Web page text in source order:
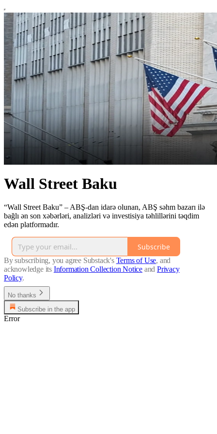
Wall Street Baku
“Wall Street Baku” – ABŞ-dan idarə olunan, ABŞ səhm bazarı ilə
bağlı ən son xəbərləri, analizləri və investisiya təhlillərini təqdim
edən platformadır.
Subscribe
By subscribing, you agree Substack's Terms of Use, and
acknowledge its Information Collection Notice and Privacy
Policy.
No thanks
Subscribe in the app
Error